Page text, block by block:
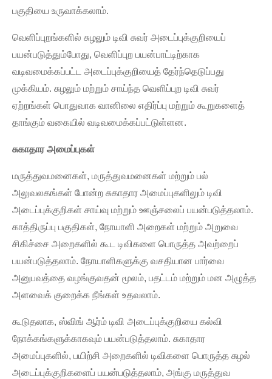
பகுதியை உருவாக்கலாம்.
வெளிப்புறங்களில் சுழலும் டிவி சுவர் அடைப்புக்குறியைப்
பயன்படுத்தும்போது, ​​வெளிப்புற பயன்பாட்டிற்காக
வடிவமைக்கப்பட்ட அடைப்புக்குறியைத் தேர்ந்தெடுப்பது
முக்கியம். சுழலும் மற்றும் சாய்ந்த வெளிப்புற டிவி சுவர்
ஏற்றங்கள் பொதுவாக வானிலை எதிர்ப்பு மற்றும் கூறுகளைத்
தாங்கும் வகையில் வடிவமைக்கப்பட்டுள்ளன.
சுகாதார அமைப்புகள்
மருத்துவமனைகள், மருத்துவமனைகள் மற்றும் பல்
அலுவலகங்கள் போன்ற சுகாதார அமைப்புகளிலும் டிவி
அடைப்புக்குறிகள் சாய்வு மற்றும் ஊஞ்சலைப் பயன்படுத்தலாம்.
காத்திருப்பு பகுதிகள், நோயாளி அறைகள் மற்றும் அறுவை
சிகிச்சை அறைகளில் கூட டிவிகளை பொருத்த அவற்றைப்
பயன்படுத்தலாம். நோயாளிகளுக்கு வசதியான பார்வை
அனுபவத்தை வழங்குவதன் மூலம், பதட்டம் மற்றும் மன அழுத்த
அளவைக் குறைக்க நீங்கள் உதவலாம்.
கூடுதலாக, ஸ்விங் ஆர்ம் டிவி அடைப்புக்குறியை கல்வி
நோக்கங்களுக்காகவும் பயன்படுத்தலாம். சுகாதார
அமைப்புகளில், பயிற்சி அறைகளில் டிவிகளை பொருத்த சுழல்
அடைப்புக்குறிகளைப் பயன்படுத்தலாம், அங்கு மருத்துவ